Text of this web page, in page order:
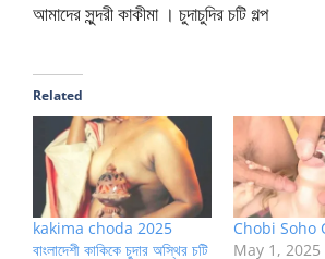
আমাদের সুন্দরী কাকীমা । চুদাচুদির চটি গল্প
Related
kakima choda 2025
বাংলাদেশী কাকিকে চুদার অস্থির চটি
Chobi Soho
May 1, 2025